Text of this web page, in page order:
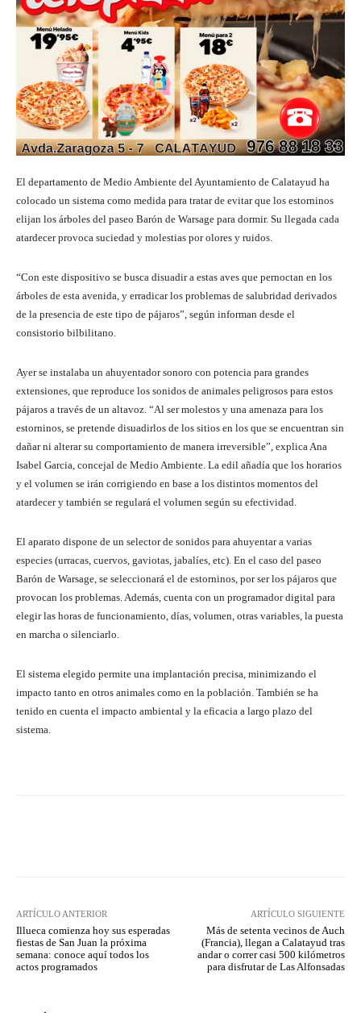
El departamento de Medio Ambiente del Ayuntamiento de Calatayud ha
colocado un sistema como medida para tratar de evitar que los estorninos
elijan los árboles del paseo Barón de Warsage para dormir. Su llegada cada
atardecer provoca suciedad y molestias por olores y ruidos.
“Con este dispositivo se busca disuadir a estas aves que pernoctan en los
árboles de esta avenida, y erradicar los problemas de salubridad derivados
de la presencia de este tipo de pájaros”, según informan desde el
consistorio bilbilitano.
Ayer se instalaba un ahuyentador sonoro con potencia para grandes
extensiones, que reproduce los sonidos de animales peligrosos para estos
pájaros a través de un altavoz. “Al ser molestos y una amenaza para los
estorninos, se pretende disuadirlos de los sitios en los que se encuentran sin
dañar ni alterar su comportamiento de manera irreversible”, explica Ana
Isabel Garcia, concejal de Medio Ambiente. La edil añadía que los horarios
y el volumen se irán corrigiendo en base a los distintos momentos del
atardecer y también se regulará el volumen según su efectividad.
El aparato dispone de un selector de sonidos para ahuyentar a varias
especies (urracas, cuervos, gaviotas, jabalíes, etc). En el caso del paseo
Barón de Warsage, se seleccionará el de estorninos, por ser los pájaros que
provocan los problemas. Además, cuenta con un programador digital para
elegir las horas de funcionamiento, días, volumen, otras variables, la puesta
en marcha o silenciarlo.
El sistema elegido permite una implantación precisa, minimizando el
impacto tanto en otros animales como en la población. También se ha
tenido en cuenta el impacto ambiental y la eficacia a largo plazo del
sistema.
ARTÍCULO ANTERIOR
Illueca comienza hoy sus esperadas
fiestas de San Juan la próxima
semana: conoce aquí todos los
actos programados
ARTÍCULO SIGUIENTE
Más de setenta vecinos de Auch
(Francia), llegan a Calatayud tras
andar o correr casi 500 kilómetros
para disfrutar de Las Alfonsadas